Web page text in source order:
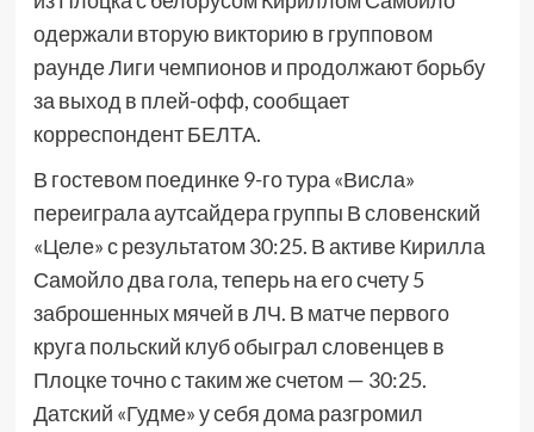
одержали вторую викторию в групповом
раунде Лиги чемпионов и продолжают борьбу
за выход в плей-офф, сообщает
корреспондент БЕЛТА.
В гостевом поединке 9-го тура «Висла»
переиграла аутсайдера группы В словенский
«Целе» с результатом 30:25. В активе Кирилла
Самойло два гола, теперь на его счету 5
заброшенных мячей в ЛЧ. В матче первого
круга польский клуб обыграл словенцев в
Плоцке точно с таким же счетом — 30:25.
Датский «Гудме» у себя дома разгромил